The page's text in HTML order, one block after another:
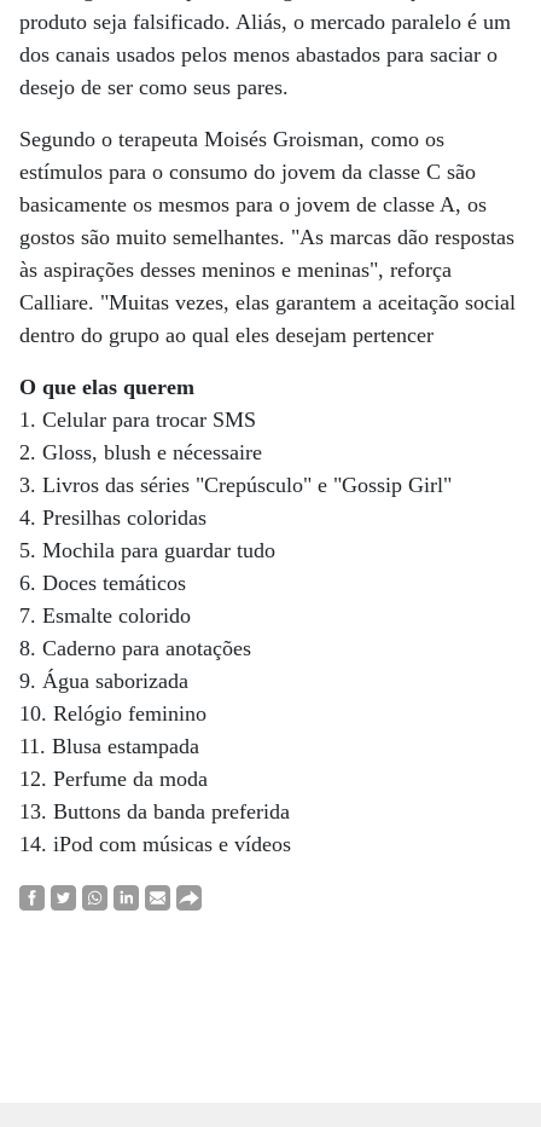
produto seja falsificado. Aliás, o mercado paralelo é um
dos canais usados pelos menos abastados para saciar o
desejo de ser como seus pares.
Segundo o terapeuta Moisés Groisman, como os
estímulos para o consumo do jovem da classe C são
basicamente os mesmos para o jovem de classe A, os
gostos são muito semelhantes. "As marcas dão respostas
às aspirações desses meninos e meninas", reforça
Calliare. "Muitas vezes, elas garantem a aceitação social
dentro do grupo ao qual eles desejam pertencer
O que elas querem
1. Celular para trocar SMS
2. Gloss, blush e nécessaire
3. Livros das séries "Crepúsculo" e "Gossip Girl"
4. Presilhas coloridas
5. Mochila para guardar tudo
6. Doces temáticos
7. Esmalte colorido
8. Caderno para anotações
9. Água saborizada
10. Relógio feminino
11. Blusa estampada
12. Perfume da moda
13. Buttons da banda preferida
14. iPod com músicas e vídeos